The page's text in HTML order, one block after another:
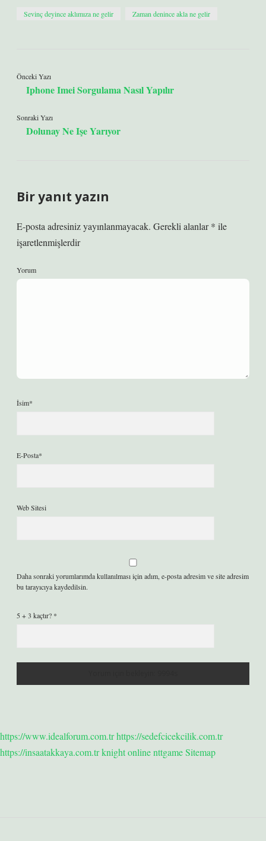
Sevinç deyince aklımıza ne gelir Zaman denince akla ne gelir
Önceki Yazı
Iphone Imei Sorgulama Nasıl Yapılır
Sonraki Yazı
Dolunay Ne Işe Yarıyor
Bir yanıt yazın
E-posta adresiniz yayınlanmayacak. Gerekli alanlar* ile
işaretlenmişlerdir
Yorum
İsim*
E-Posta*
Web Sitesi
Daha sonraki yorumlarımda kullanılması için adım, e-posta adresim ve site adresim
bu tarayıcıya kaydedilsin.
5 + 3 kaçtır? *
https://www.idealforum.com.trhttps://sedefcicekcilik.com.tr
https://insaatakkaya.com.trknight onlinenttgameSitemap